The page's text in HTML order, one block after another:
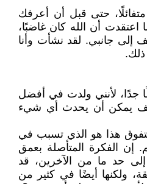
حتى قبل أن أعرفك
أن الله كان غاضبًا،
إلى جانبي. لقد نشأت وأنا
ذلك.
لأنني ولدت في أفضل
يمكن أن يحدث أي شيء
هذا هو الذي تسبب في
إن الفكرة المتأصلة بعمق
حد ما من الآخرين، قد
ولكنها أيضًا في كثير من